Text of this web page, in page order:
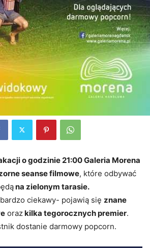
o godzinie 21:00 Galeria Morena
seanse filmowe, które odbywać
na zielonym tarasie.
ciekawy- pojawią się znane
orazkilka tegorocznych premier.
dostanie darmowy popcorn.